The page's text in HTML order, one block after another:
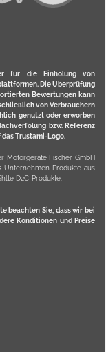
für die Einholung von
Die Überprüfung
Bewertungen kann
von Verbrauchern
genutzt oder erworben
bzw. Referenz
Trustami-Logo.
Motorgeräte Fischer GmbH
Unternehmen Produkte aus
D2C-Produkte.
beachten Sie, dass wir bei
Konditionen und Preise